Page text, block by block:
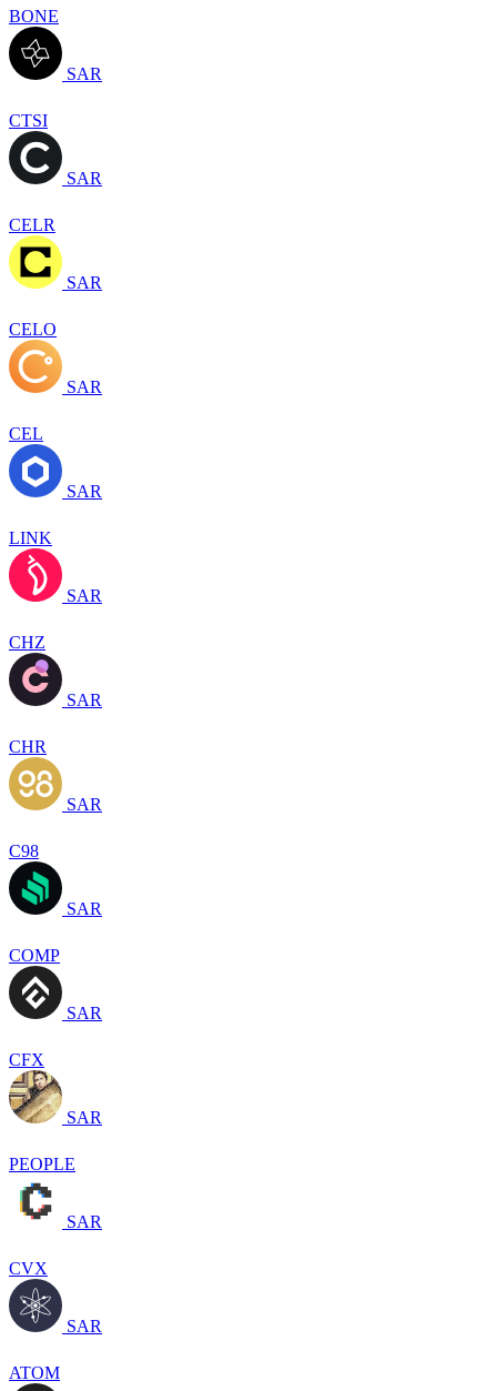
BONE
SAR
CTSI
SAR
CELR
SAR
CELO
SAR
CEL
SAR
LINK
SAR
CHZ
SAR
CHR
SAR
C98
SAR
COMP
SAR
CFX
SAR
PEOPLE
SAR
CVX
SAR
ATOM